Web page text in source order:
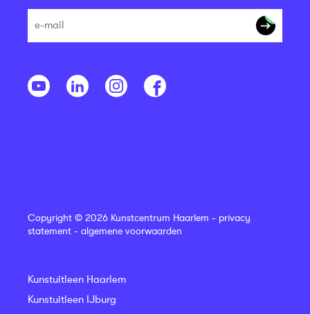
Copyright © 2026 Kunstcentrum Haarlem - privacy
statement - algemene voorwaarden
Kunstuitleen Haarlem
Kunstuitleen IJburg